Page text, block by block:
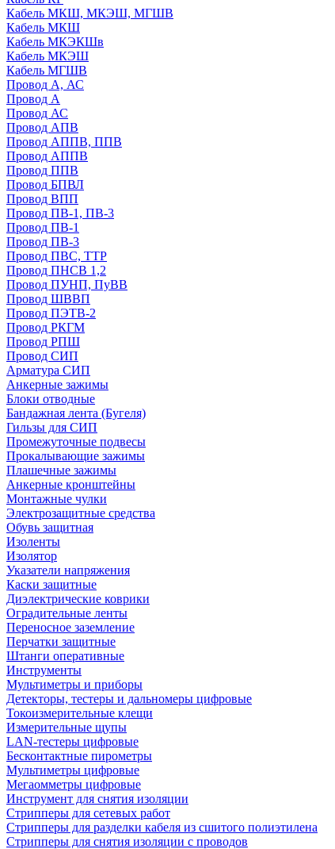
Кабель МКШ, МКЭШ, МГШВ
Кабель МКШ
Кабель МКЭКШв
Кабель МКЭШ
Кабель МГШВ
Провод А, АС
Провод А
Провод АС
Провод АПВ
Провод АППВ, ППВ
Провод АППВ
Провод ППВ
Провод БПВЛ
Провод ВПП
Провод ПВ-1, ПВ-3
Провод ПВ-1
Провод ПВ-3
Провод ПВС, ТТР
Провод ПНСВ 1,2
Провод ПУНП, ПуВВ
Провод ШВВП
Провод ПЭТВ-2
Провод РКГМ
Провод РПШ
Провод СИП
Арматура СИП
Анкерные зажимы
Блоки отводные
Бандажная лента (Бугеля)
Гильзы для СИП
Промежуточные подвесы
Прокалывающие зажимы
Плашечные зажимы
Анкерные кронштейны
Монтажные чулки
Электрозащитные средства
Обувь защитная
Изоленты
Изолятор
Указатели напряжения
Каски защитные
Диэлектрические коврики
Оградительные ленты
Переносное заземление
Перчатки защитные
Штанги оперативные
Инструменты
Мультиметры и приборы
Детекторы, тестеры и дальномеры цифровые
Токоизмерительные клещи
Измерительные щупы
LAN-тестеры цифровые
Бесконтактные пирометры
Мультиметры цифровые
Мегаомметры цифровые
Инструмент для снятия изоляции
Стрипперы для сетевых работ
Стрипперы для разделки кабеля из сшитого полиэтилена
Cтрипперы для снятия изоляции с проводов